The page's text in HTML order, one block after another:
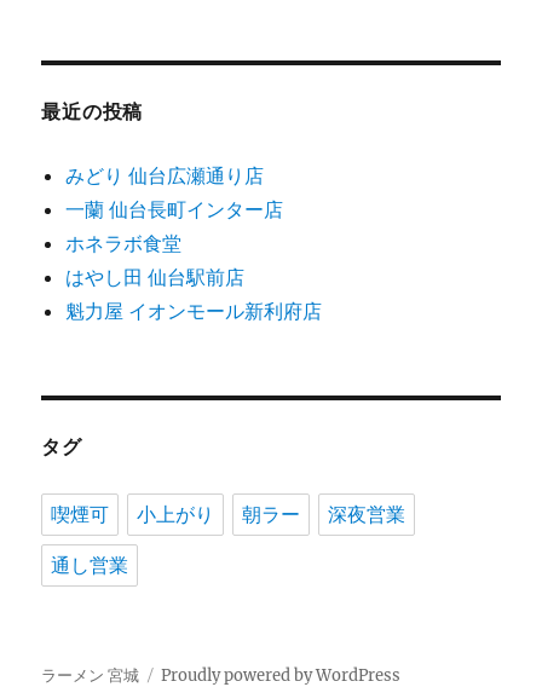
最近の投稿
みどり 仙台広瀬通り店
一蘭 仙台長町インター店
ホネラボ食堂
はやし田 仙台駅前店
魁力屋 イオンモール新利府店
タグ
喫煙可 小上がり 朝ラー 深夜営業
通し営業
ラーメン 宮城 Proudly powered by WordPress